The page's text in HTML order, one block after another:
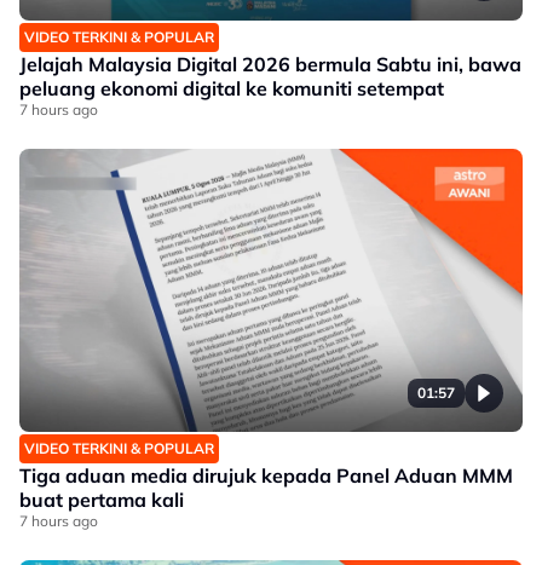
VIDEO TERKINI & POPULAR
Jelajah Malaysia Digital 2026 bermula Sabtu ini, bawa
peluang ekonomi digital ke komuniti setempat
7 hours ago
01:57
VIDEO TERKINI & POPULAR
Tiga aduan media dirujuk kepada Panel Aduan MMM
buat pertama kali
7 hours ago